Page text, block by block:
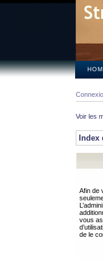
Voir les
Index
Afin de
vous
de le